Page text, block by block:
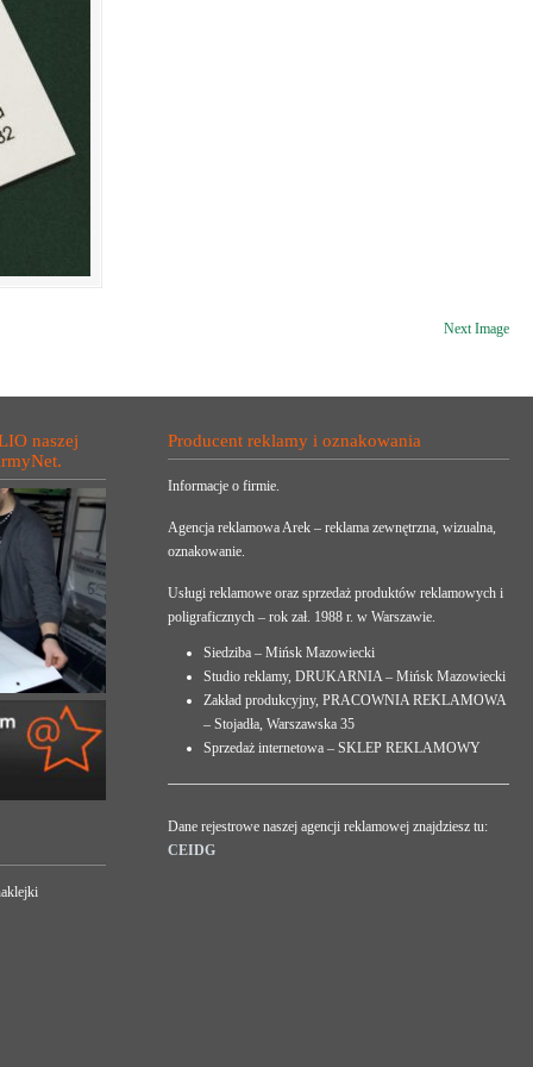
Next Image
naszej
Producent reklamy i oznakowania
Informacje o firmie.
Agencja reklamowa Arek – reklama zewnętrzna, wizualna,
oznakowanie.
Usługi reklamowe oraz sprzedaż produktów reklamowych i
poligraficznych – rok zał. 1988 r. w Warszawie.
Siedziba – Mińsk Mazowiecki
Studio reklamy, DRUKARNIA – Mińsk Mazowiecki
Zakład produkcyjny, PRACOWNIA REKLAMOWA
– Stojadła, Warszawska 35
Sprzedaż internetowa – SKLEP REKLAMOWY
Dane rejestrowe naszej agencji reklamowej znajdziesz tu:
CEIDG